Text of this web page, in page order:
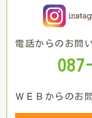
電話からのお問
ＷＥＢからのお